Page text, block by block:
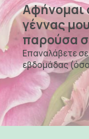
Αφήνομαι
γέννας
παρούσα
Επαναλάβετε σε
εβδομάδας